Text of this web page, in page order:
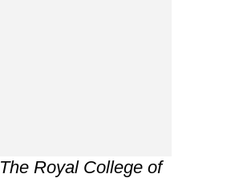
The Royal College of